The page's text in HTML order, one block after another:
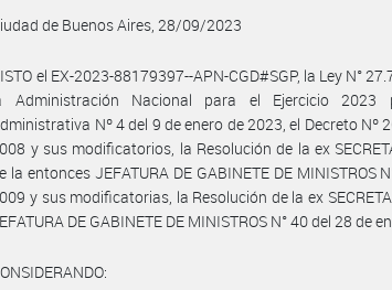
de Buenos Aires, 28/09/2023
el EX-2023-88179397--APN-CGD#SGP, la Ley N°
Administración Nacional para el Ejercicio 2023
Nº 4 del 9 de enero de 2023, el Decreto Nº
y sus modificatorios, la Resolución de la ex
la entonces JEFATURA DE GABINETE DE MINISTROS
y sus modificatorias, la Resolución de la ex
DE GABINETE DE MINISTROS N° 40 del 28 de